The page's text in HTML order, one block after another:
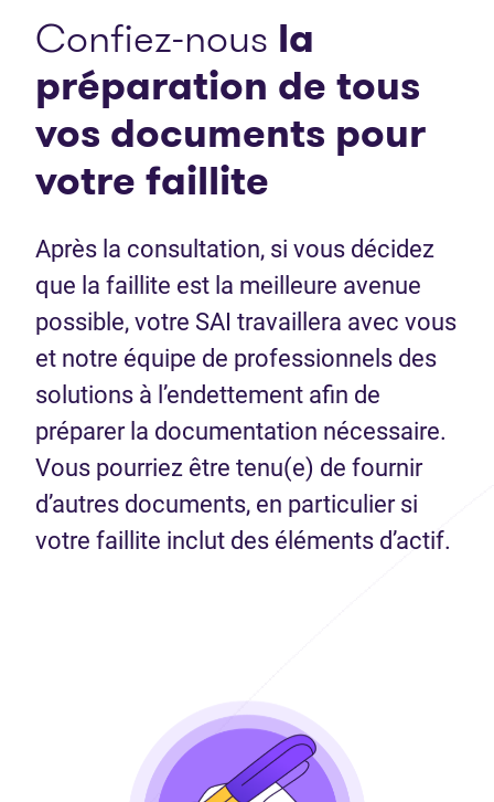
Confiez-nous la
préparation de tous
vos documents pour
votre faillite
Après la consultation, si vous décidez
que la faillite est la meilleure avenue
possible, votre SAI travaillera avec vous
et notre équipe de professionnels des
solutions à l’endettement afin de
préparer la documentation nécessaire.
Vous pourriez être tenu(e) de fournir
d’autres documents, en particulier si
votre faillite inclut des éléments d’actif.